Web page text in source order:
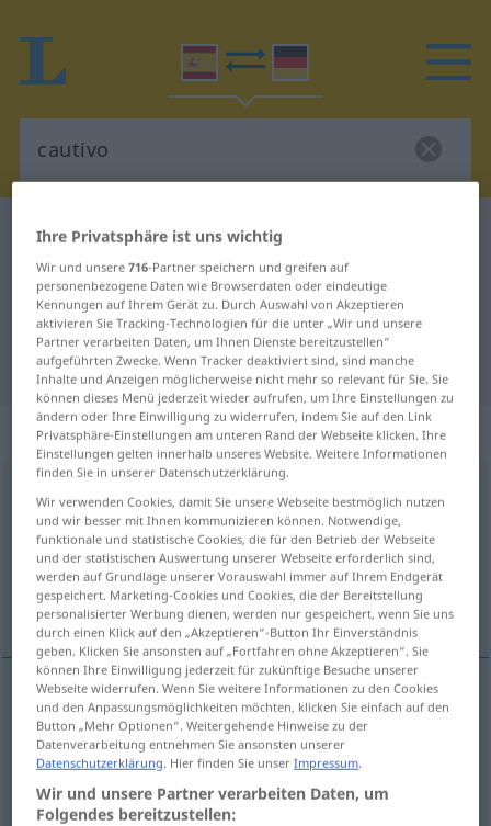
Spanisch-Deutsch Wörterbuch
Spanisch-Deutsch Übersetzung für
"cautivo"
"cautivo" Deutsch Übersetzung
„cautivo“: adjetivo
Übersicht aller Übersetzungen
(Für mehr Details die Übersetzung anklicken/antippen)
gefangen, gefesselt
gefangen cautivo
gefesselt(von) cautivode FIG
Ihre Privatsphäre ist uns wichtig
Wir und unsere716-Partner speichern und greifen auf
personenbezogene Daten wie Browserdaten oder eindeutige
Kennungen auf Ihrem Gerät zu. Durch Auswahl von Akzeptieren
aktivieren Sie Tracking-Technologien für die unter „Wir und unsere
Partner verarbeiten Daten, um Ihnen Dienste bereitzustellen“
aufgeführten Zwecke. Wenn Tracker deaktiviert sind, sind manche
Inhalte und Anzeigen möglicherweise nicht mehr so relevant für Sie. Sie
können dieses Menü jederzeit wieder aufrufen, um Ihre Einstellungen zu
ändern oder Ihre Einwilligung zu widerrufen, indem Sie auf den Link
Privatsphäre-Einstellungen am unteren Rand der Webseite klicken. Ihre
Einstellungen gelten innerhalb unseres Website. Weitere Informationen
finden Sie in unserer Datenschutzerklärung.
Wir verwenden Cookies, damit Sie unsere Webseite bestmöglich nutzen
und wir besser mit Ihnen kommunizieren können. Notwendige,
funktionale und statistische Cookies, die für den Betrieb der Webseite
und der statistischen Auswertung unserer Webseite erforderlich sind,
werden auf Grundlage unserer Vorauswahl immer auf Ihrem Endgerät
gespeichert. Marketing-Cookies und Cookies, die der Bereitstellung
personalisierter Werbung dienen, werden nur gespeichert, wenn Sie uns
durch einen Klick auf den „Akzeptieren“-Button Ihr Einverständnis
geben. Klicken Sie ansonsten auf „Fortfahren ohne Akzeptieren“. Sie
können Ihre Einwilligung jederzeit für zukünftige Besuche unserer
Webseite widerrufen. Wenn Sie weitere Informationen zu den Cookies
und den Anpassungsmöglichkeiten möchten, klicken Sie einfach auf den
Button „Mehr Optionen“. Weitergehende Hinweise zu der
Datenverarbeitung entnehmen Sie ansonsten unserer
Datenschutzerklärung. Hier finden Sie unserImpressum.
Wir und unsere Partner verarbeiten Daten, um
Folgendes bereitzustellen: